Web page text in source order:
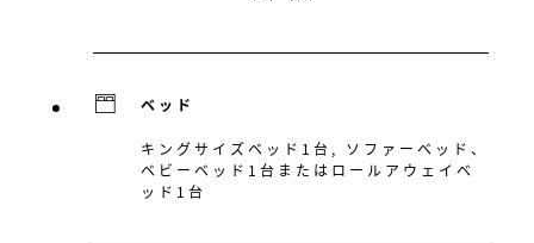
ベッド
キングサイズベッド1台, ソファーベッド、
ベビーベッド1台またはロールアウェイベ
ッド1台